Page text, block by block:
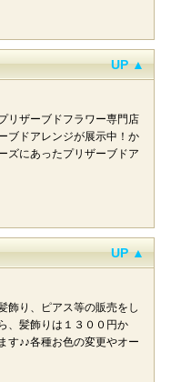
UP ▲
リザーブドフラワー専門店
ブドアレンジが展示中！か
ズにあったプリザーブドア
UP ▲
飾り、ピアス等の販売をし
、髪飾りは１３００円か
す♪♪各種お色の変更やオー